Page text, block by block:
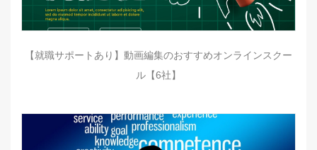
【就職サポートあり】動画編集のおすすめオンラインスクー
ル【6社】